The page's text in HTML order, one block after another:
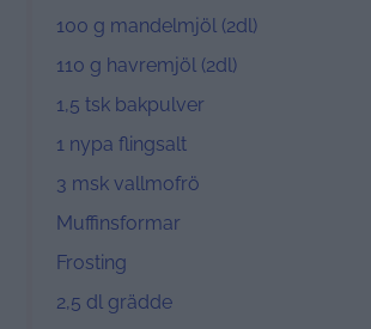
100 g mandelmjöl (2dl)
110 g havremjöl (2dl)
1,5 tsk bakpulver
1 nypa flingsalt
3 msk vallmofrö
Muffinsformar
Frosting
2,5 dl grädde